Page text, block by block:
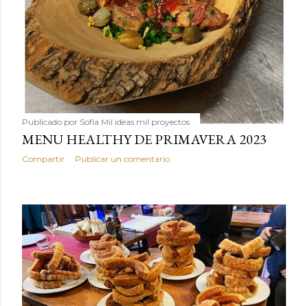
Publicado por Sofía Mil ideas mil proyectos
MENU HEALTHY DE PRIMAVERA 2023
Compartir Publicar un comentario